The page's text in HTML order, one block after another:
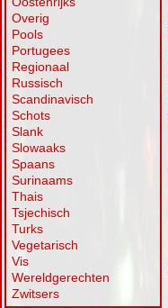
Overig
Pools
Portugees
Regionaal
Russisch
Scandinavisch
Schots
Slank
Slowaaks
Spaans
Surinaams
Thais
Tsjechisch
Turks
Vegetarisch
Vis
Wereldgerechten
Zwitsers